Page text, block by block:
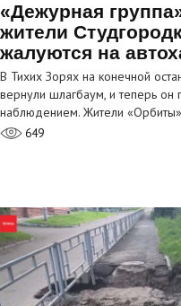
«Дежурная
жители
жалуются на
В Тихих Зорях на конечной
вернули шлагбаум, и теперь он
наблюдением. Жители
649